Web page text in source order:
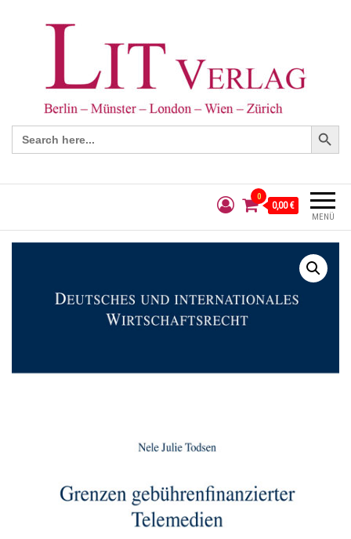
Search
for:
Search Button
MENÜ
0
0,00 €